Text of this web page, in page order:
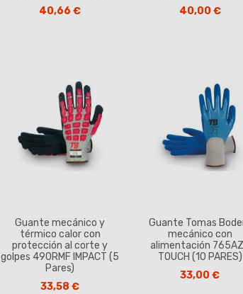
40,66 €
40,00 €
Guante mecánico y
térmico calor con
protección al corte y
golpes 490RMF IMPACT (5
Pares)
33,58 €
Guante Tomas
mecánico con
alimentación
TOUCH (10 PARES)
33,00 €